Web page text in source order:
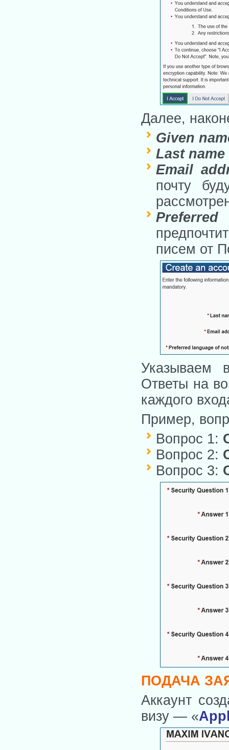
Далее,
Given
Last name
Email
почту
писем от
Указываем
Ответы на
каждого
Пример,
Вопрос 1:
Вопрос 2:
Вопрос 3:
ПОДАЧА
Аккаунт
визу — «